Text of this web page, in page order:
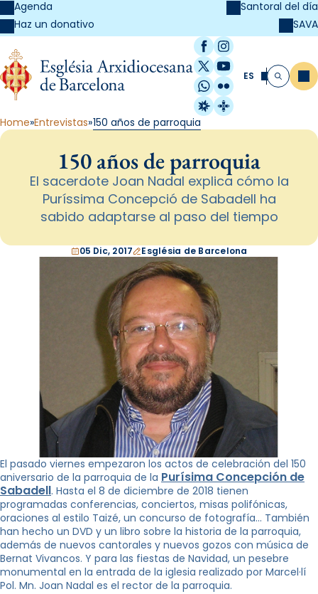
Agenda
Haz un donativo
Santoral del día
SAVA
Facebook
Instagram
X / Twitter
YouTube
WhatsApp
Flickr
Radio Estel
Catalunya
ES Buscar
Home Entrevistas 150 años de parroquia
150 años de parroquia
El sacerdote Joan Nadal explica cómo la
Puríssima Concepció de Sabadell ha
sabido adaptarse al paso del tiempo
05 Dic, 2017 Església de Barcelona
El pasado viernes empezaron los actos de celebración del 150
aniversario de la parroquia de la Purísima Concepción de
Sabadell. Hasta el 8 de diciembre de 2018 tienen
programadas conferencias, conciertos, misas polifónicas,
oraciones al estilo Taizé, un concurso de fotografía… También
han hecho un DVD y un libro sobre la historia de la parroquia,
además de nuevos cantorales y nuevos gozos con música de
Bernat Vivancos. Y para las fiestas de Navidad, un pesebre
monumental en la entrada de la iglesia realizado por Marcel·lí
Pol. Mn. Joan Nadal es el rector de la parroquia.